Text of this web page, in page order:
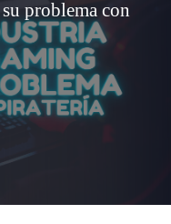
problema con